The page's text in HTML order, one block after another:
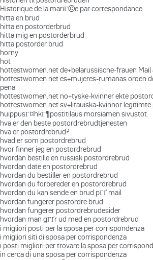
Historique de la mariГ©e par correspondance
hitta en brud
hitta en postorderbrud
hitta mig en postorderbrud
hitta postorder brud
horny
hot
hottestwomen.net de+belarussische-frauen
hottestwomen.net es+mujeres-rumanas orden
pena
hottestwomen.net no+tyske-kvinner ekte
hottestwomen.net sv+litauiska-kvinnor
huippusГ¤hkГ¶postitilaus morsiamen sivustot.
hva er den beste postordrebrudtjenesten
hva er postordrebrud?
hvad er som postordrebrud
hvor finner jeg en postordrebrud
hvordan bestille en russisk postordrebrud
hvordan date en postordrebrud
hvordan du bestiller en postordrebrud
hvordan du forbereder en postordrebrud
hvordan du kan sende en brud pГҐ mail
hvordan fungerer postordre brud
hvordan fungerer postordrebrudesider
hvordan man gГҐr ud med en postordrebrud
i migliori posti per la sposa per corrispondenza
i migliori siti di sposa per corrispondenza
i posti migliori per trovare la sposa per
in cerca di una sposa per corrispondenza